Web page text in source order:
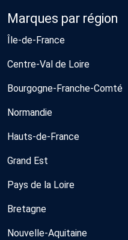
Marques par région
Île-de-France
Centre-Val de Loire
Bourgogne-Franche-Comté
Normandie
Hauts-de-France
Grand Est
Pays de la Loire
Bretagne
Nouvelle-Aquitaine